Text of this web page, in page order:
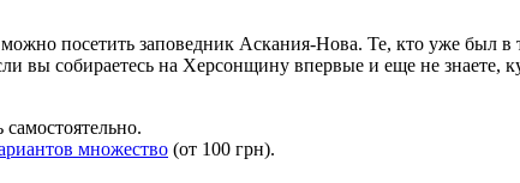
посетить заповедник Аскания-Нова. Те, кто уже был в
вы собираетесь на Херсонщину впервые и еще не знаете,
множество (от 100 грн).